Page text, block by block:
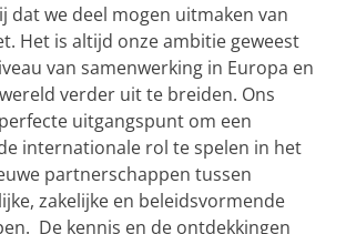
dat we deel mogen uitmaken van
Het is altijd onze ambitie geweest
van samenwerking in Europa en
verder uit te breiden. Ons
uitgangspunt om een
internationale rol te spelen in het
partnerschappen tussen
zakelijke en beleidsvormende
De kennis en de ontdekkingen